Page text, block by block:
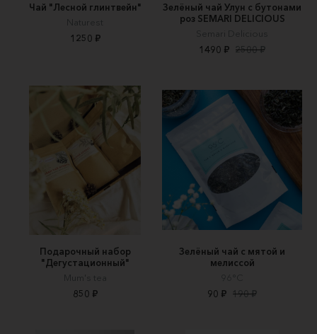
Чай "Лесной глинтвейн"
Naturest
1250 ₽
Зелёный чай Улун с бутонами
роз SEMARI DELICIOUS
Semari Delicious
1490 ₽ 2500 ₽
Подарочный набор
"Дегустационный"
Mum's tea
850 ₽
Зелёный чай с мятой и
мелиссой
90 ₽ 190 ₽